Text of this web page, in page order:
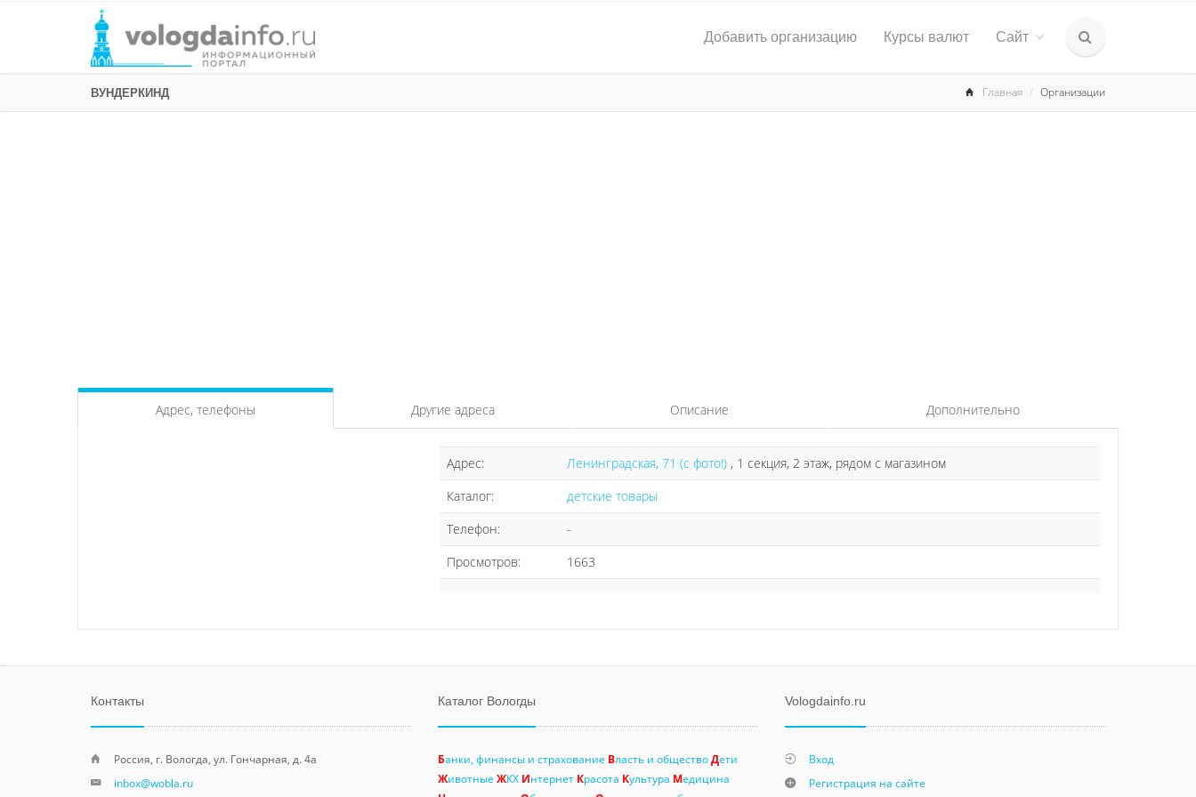
Добавить организацию Курсы валют Сайт
ВУНДЕРКИНД Главная Организации
Адрес, телефоны Другие адреса Описание Дополнительно
Адрес: Ленинградская, 71 (с фото!) , 1 секция, 2 этаж, рядом с магазином
Каталог:
детские товары
Телефон:
-
Просмотров:
1663
Контакты
Россия, г. Вологда, ул. Гончарная, д. 4а
inbox@wobla.ru
Каталог Вологды
Банки, финансы и страхование Власть и обществоДети
Животные ЖКХ Интернет Красота Культура Медицина
Vologdainfo.ru
Вход
Регистрация на сайте